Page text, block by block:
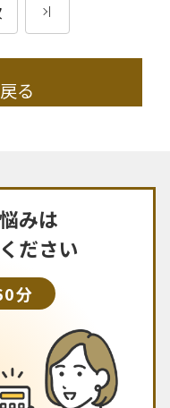
る
みは
ださい
分